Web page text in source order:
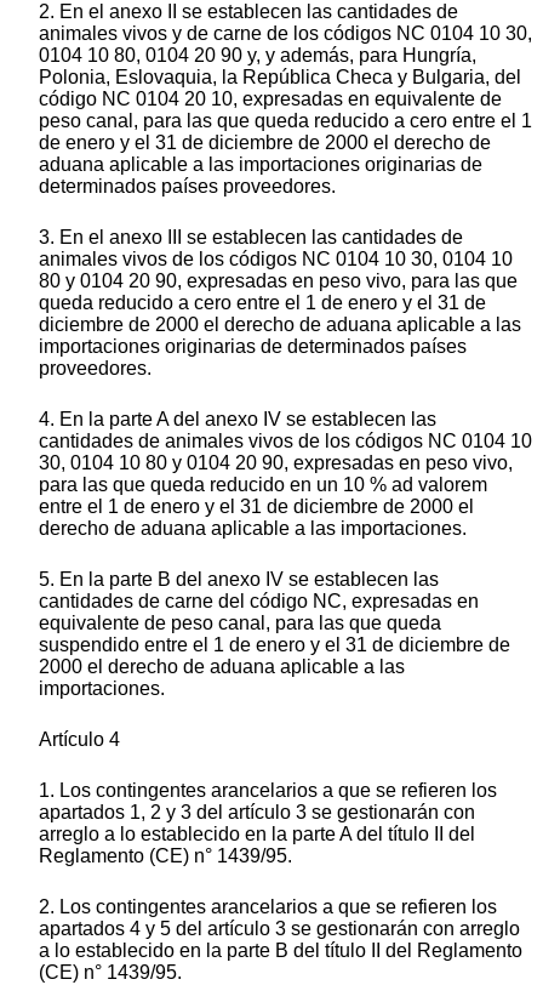
2. En el anexo II se establecen las cantidades de
animales vivos y de carne de los códigos NC 0104 10 30,
0104 10 80, 0104 20 90 y, y además, para Hungría,
Polonia, Eslovaquia, la República Checa y Bulgaria, del
código NC 0104 20 10, expresadas en equivalente de
peso canal, para las que queda reducido a cero entre el 1
de enero y el 31 de diciembre de 2000 el derecho de
aduana aplicable a las importaciones originarias de
determinados países proveedores.
3. En el anexo III se establecen las cantidades de
animales vivos de los códigos NC 0104 10 30, 0104 10
80 y 0104 20 90, expresadas en peso vivo, para las que
queda reducido a cero entre el 1 de enero y el 31 de
diciembre de 2000 el derecho de aduana aplicable a las
importaciones originarias de determinados países
proveedores.
4. En la parte A del anexo IV se establecen las
cantidades de animales vivos de los códigos NC 0104 10
30, 0104 10 80 y 0104 20 90, expresadas en peso vivo,
para las que queda reducido en un 10 % ad valorem
entre el 1 de enero y el 31 de diciembre de 2000 el
derecho de aduana aplicable a las importaciones.
5. En la parte B del anexo IV se establecen las
cantidades de carne del código NC, expresadas en
equivalente de peso canal, para las que queda
suspendido entre el 1 de enero y el 31 de diciembre de
2000 el derecho de aduana aplicable a las
importaciones.
Artículo 4
1. Los contingentes arancelarios a que se refieren los
apartados 1, 2 y 3 del artículo 3 se gestionarán con
arreglo a lo establecido en la parte A del título II del
Reglamento (CE) n° 1439/95.
2. Los contingentes arancelarios a que se refieren los
apartados 4 y 5 del artículo 3 se gestionarán con arreglo
a lo establecido en la parte B del título II del Reglamento
(CE) n° 1439/95.